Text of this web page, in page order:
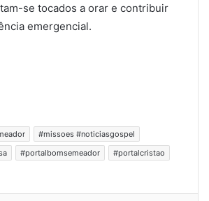
se tocados a orar e contribuir
emergencial.
#missoes #noticiasgospel
#portalbomsemeador
#portalcristao